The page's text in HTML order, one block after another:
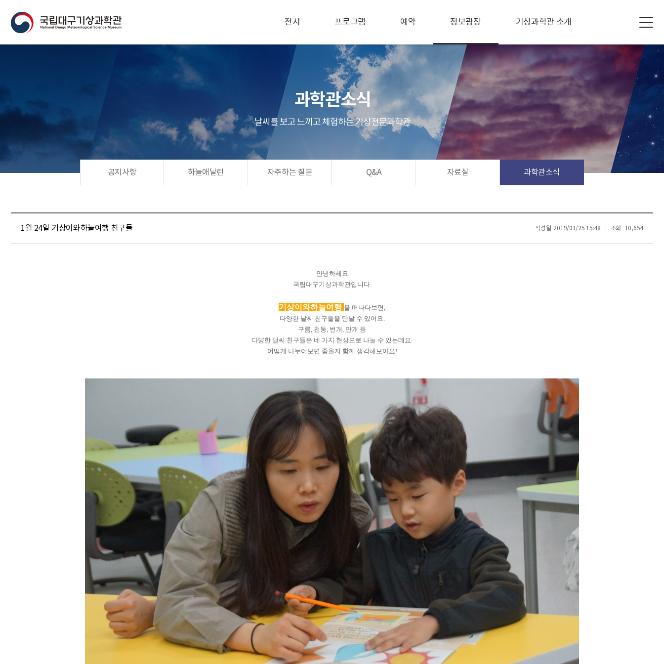
전시 프로그램 예약 정보광장 기상과학관 소개
과학관소식
날씨를 보고 느끼고 체험하는 기상전문과학관
공지사항 하늘애날린 자주하는 질문 Q&A 자료실 과학관소식
1월 24일 기상이와하늘여행 친구들 작성일 2019/01/25 15:48 조회 10,654
안녕하세요
국립대구기상과학관입니다.
기상이와하늘여행 을 떠나다보면,
다양한 날씨 친구들을 만날 수 있어요.
구름, 천둥, 번개, 안개 등
다양한 날씨 친구들은 네 가지 현상으로 나눌 수 있는데요.
어떻게 나누어보면 좋을지 함께 생각해보아요!